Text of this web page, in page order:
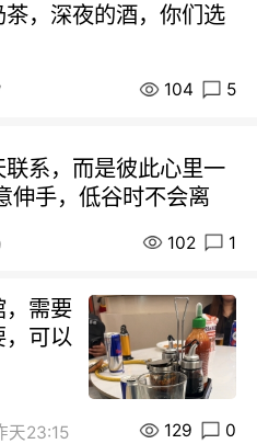
，深夜的酒，你们选
104 5
系，而是彼此心里一
伸手，低谷时不会离
102 1
，需要
可以
天23:15 129 0